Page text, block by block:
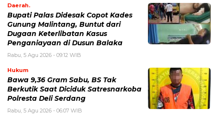
Daerah.
Bupati Palas Didesak Copot Kades
Gunung Malintang, Buntut dari
Dugaan Keterlibatan Kasus
Penganiayaan di Dusun Balaka
Rabu, 5 Agu 2026 - 09:12 WIB
Hukum
Bawa 9,36 Gram Sabu, BS Tak
Berkutik Saat Diciduk Satresnarkoba
Polresta Deli Serdang
Rabu, 5 Agu 2026 - 06:07 WIB